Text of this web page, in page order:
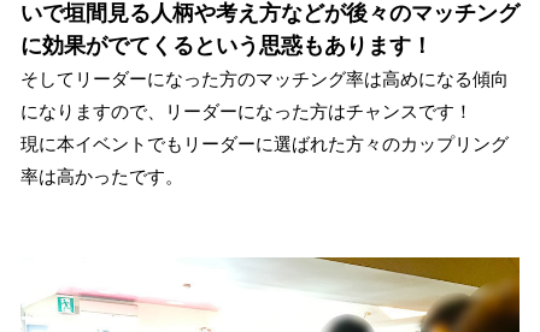
いで垣間見る人柄や考え方などが後々のマッチング
に効果がでてくるという思惑もあります！
そしてリーダーになった方のマッチング率は高めになる傾向
になりますので、リーダーになった方はチャンスです！
現に本イベントでもリーダーに選ばれた方々のカップリング
率は高かったです。